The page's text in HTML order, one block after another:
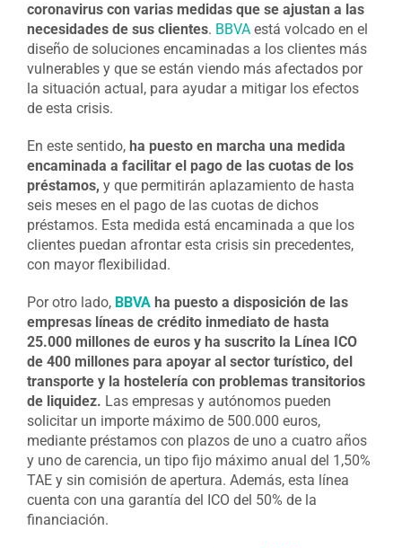
coronavirus con varias medidas que se ajustan a las
necesidades de sus clientes. BBVAestá volcado en el
diseño de soluciones encaminadas a los clientes más
vulnerables y que se están viendo más afectados por
la situación actual, para ayudar a mitigar los efectos
de esta crisis.
En este sentido, ha puesto en marcha una medida
encaminada a facilitar el pago de las cuotas de los
préstamos, y que permitirán aplazamiento de hasta
seis meses en el pago de las cuotas de dichos
préstamos. Esta medida está encaminada a que los
clientes puedan afrontar esta crisis sin precedentes,
con mayor flexibilidad.
Por otro lado, BBVAha puesto a disposición de las
empresas líneas de crédito inmediato de hasta
25.000 millones de euros y ha suscrito la Línea ICO
de 400 millones para apoyar al sector turístico, del
transporte y la hostelería con problemas transitorios
de liquidez. Las empresas y autónomos pueden
solicitar un importe máximo de 500.000 euros,
mediante préstamos con plazos de uno a cuatro años
y uno de carencia, un tipo fijo máximo anual del 1,50%
TAE y sin comisión de apertura. Además, esta línea
cuenta con una garantía del ICO del 50% de la
financiación.